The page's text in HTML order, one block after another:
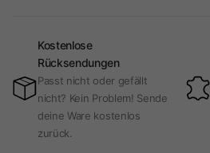
Kostenlose
Rücksendungen
Passt nicht oder gefällt
nicht? Kein Problem! Sende
deine Ware kostenlos
zurück.